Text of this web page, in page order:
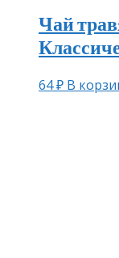
Чай
64₽ В